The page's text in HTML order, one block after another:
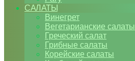
САЛАТЫ
Винегрет
Вегетарианские салаты
Греческий салат
Грибные салаты
Корейские салаты